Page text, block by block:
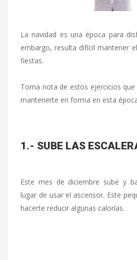
La navidad es una época para
embargo, resulta difícil mantener
fiestas.
Toma nota de estos ejercicios que
mantenerte en forma en esta
1.- SUBE LAS
Este mes de diciembre sube y
lugar de usar el ascensor. Este
hacerte reducir algunas calorías.